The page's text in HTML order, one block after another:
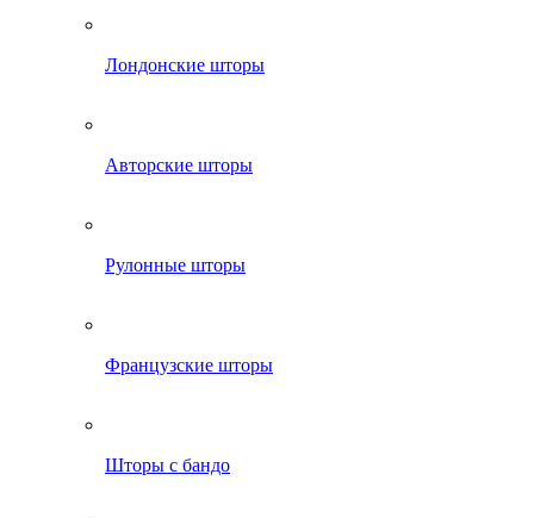
Лондонские шторы
Авторские шторы
Рулонные шторы
Французские шторы
Шторы с бандо